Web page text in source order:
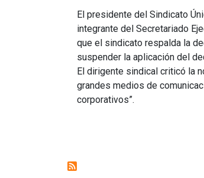
El presidente del Sindicato
integrante del Secretariado
que el sindicato respalda la
suspender la aplicación del
El dirigente sindical criticó la
grandes medios de
corporativos”.